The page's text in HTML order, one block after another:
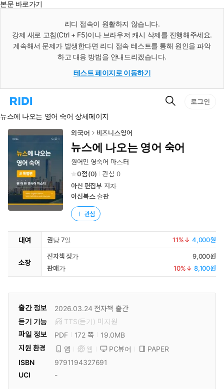
본문 바로가기
리디 접속이 원활하지 않습니다.
강제 새로 고침(Ctrl + F5)이나 브라우저 캐시 삭제를 진행해주세요.
계속해서 문제가 발생한다면 리디 접속 테스트를 통해 원인을 파악
하고 대응 방법을 안내드리겠습니다.
테스트 페이지로 이동하기
리
홈
로
이
검
로그인
뉴스에 나오는 영어 숙어 상세페이지
외국어 비즈니스영어
뉴스에 나오는 영어 숙어
원어민 영숙어 마스터
0
(0) 관심 0
아신 편집부 저자
아신북스출판
관심
대여 권당 7일 11%↓ 4,000원
소장
전자책 정가
9,000원
판매가
10%↓ 8,100원
출간 정보 2026.03.24 전자책 출간
듣기 기능
TTS(듣기) 미 지원
파일 정보
PDF 172 쪽
19.0MB
지원 환경
앱 웹 PC뷰어
PAPER
ISBN
9791194327691
UCI
-